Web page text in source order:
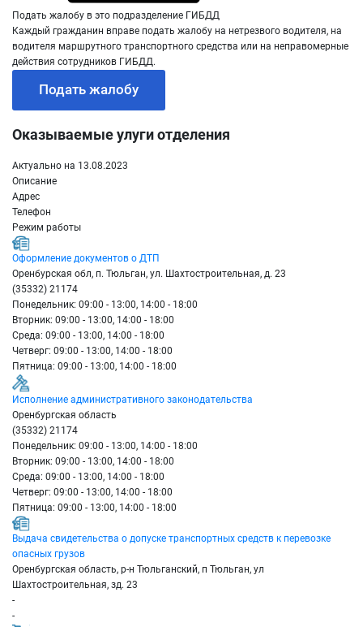
Подать жалобу в это подразделение ГИБДД
Каждый гражданин вправе подать жалобу на нетрезвого водителя, на
водителя маршрутного транспортного средства или на неправомерные
действия сотрудников ГИБДД.
Подать жалобу
Оказываемые улуги отделения
Актуально на 13.08.2023
Описание
Адрес
Телефон
Режим работы
Оформление документов о ДТП
Оренбурская обл, п. Тюльган, ул. Шахтостроительная, д. 23
(35332) 21174
Понедельник: 09:00 - 13:00, 14:00 - 18:00
Вторник: 09:00 - 13:00, 14:00 - 18:00
Среда: 09:00 - 13:00, 14:00 - 18:00
Четверг: 09:00 - 13:00, 14:00 - 18:00
Пятница: 09:00 - 13:00, 14:00 - 18:00
Исполнение административного законодательства
Оренбургская область
(35332) 21174
Понедельник: 09:00 - 13:00, 14:00 - 18:00
Вторник: 09:00 - 13:00, 14:00 - 18:00
Среда: 09:00 - 13:00, 14:00 - 18:00
Четверг: 09:00 - 13:00, 14:00 - 18:00
Пятница: 09:00 - 13:00, 14:00 - 18:00
Выдача свидетельства о допуске транспортных средств к перевозке
опасных грузов
Оренбургская область, р-н Тюльганский, п Тюльган, ул
Шахтостроительная, зд. 23
-
-